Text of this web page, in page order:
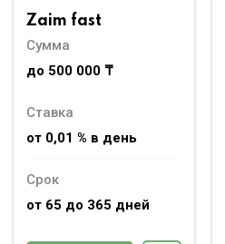
Zaim fast
Сумма
до 500 000 ₸
Ставка
от 0,01 % в день
Срок
от 65 до 365 дней